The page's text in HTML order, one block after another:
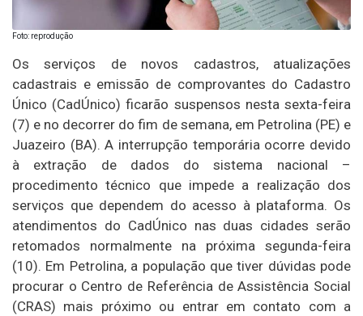
Foto: reprodução
Os serviços de novos cadastros, atualizações
cadastrais e emissão de comprovantes do Cadastro
Único (CadÚnico) ficarão suspensos nesta sexta-feira
(7) e no decorrer do fim de semana, em Petrolina (PE) e
Juazeiro (BA). A interrupção temporária ocorre devido
à extração de dados do sistema nacional –
procedimento técnico que impede a realização dos
serviços que dependem do acesso à plataforma. Os
atendimentos do CadÚnico nas duas cidades serão
retomados normalmente na próxima segunda-feira
(10). Em Petrolina, a população que tiver dúvidas pode
procurar o Centro de Referência de Assistência Social
(CRAS) mais próximo ou entrar em contato com a